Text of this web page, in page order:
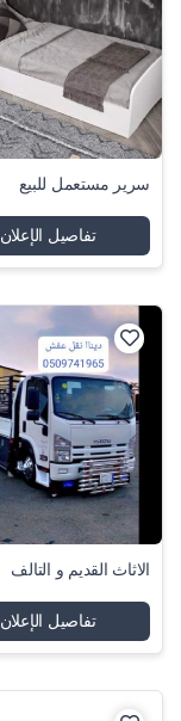
سرير مستعمل للبيع
تفاصيل الإعلان
الاثاث القديم و التالف
تفاصيل الإعلان